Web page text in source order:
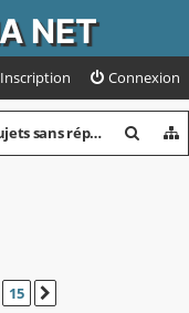
NET
Connexion
Inscription
sans réponse
15